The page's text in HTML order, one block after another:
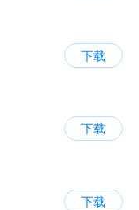
下载
下载
下载